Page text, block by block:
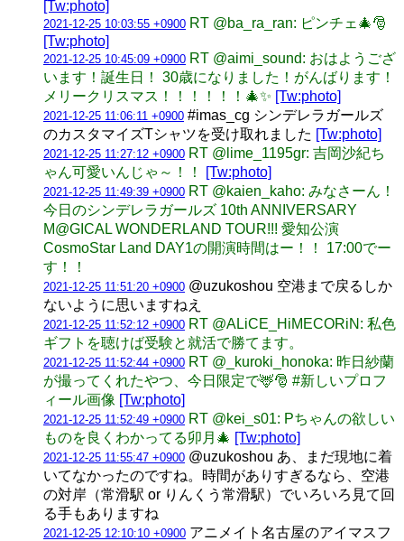
[Tw:photo]
2021-12-25 10:03:55 +0900 RT @ba_ra_ran: ピンチェ🎄🎅
[Tw:photo]
2021-12-25 10:45:09 +0900 RT @aimi_sound: おはようござ
います！誕生日！ 30歳になりました！がんばります！
メリークリスマス！！！！！！🎄✨ [Tw:photo]
2021-12-25 11:06:11 +0900 #imas_cg シンデレラガールズ
のカスタマイズTシャツを受け取れました [Tw:photo]
2021-12-25 11:27:12 +0900 RT @lime_1195gr: 吉岡沙紀ち
ゃん可愛いんじゃ～！！
[Tw:photo]
2021-12-25 11:49:39 +0900 RT @kaien_kaho: みなさーん！
今日のシンデレラガールズ 10th ANNIVERSARY
M@GICAL WONDERLAND TOUR!!! 愛知公演
CosmoStar Land DAY1の開演時間はー！！ 17:00でー
す！！
2021-12-25 11:51:20 +0900 @uzukoshou 空港まで戻るしか
ないように思いますねえ
2021-12-25 11:52:12 +0900 RT @ALiCE_HiMECORiN: 私色
ギフトを聴けば受験と就活で勝てます。
2021-12-25 11:52:44 +0900 RT @_kuroki_honoka: 昨日紗蘭
が撮ってくれたやつ、今日限定で🦌🎅 #新しいプロフ
ィール画像 [Tw:photo]
2021-12-25 11:52:49 +0900 RT @kei_s01: Pちゃんの欲しい
ものを良くわかってる卯月🎄 [Tw:photo]
2021-12-25 11:55:47 +0900 @uzukoshou あ、まだ現地に着
いてなかったのですね。時間がありすぎるなら、空港
の対岸（常滑駅 or りんくう常滑駅）でいろいろ見て回
る手もありますね
2021-12-25 12:10:10 +0900 アニメイト名古屋のアイマスフ